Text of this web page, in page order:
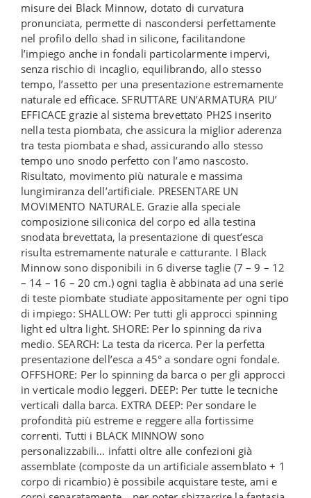
misure dei Black Minnow, dotato di curvatura
pronunciata, permette di nascondersi perfettamente
nel profilo dello shad in silicone, facilitandone
l’impiego anche in fondali particolarmente impervi,
senza rischio di incaglio, equilibrando, allo stesso
tempo, l’assetto per una presentazione estremamente
naturale ed efficace. SFRUTTARE UN’ARMATURA PIU’
EFFICACE grazie al sistema brevettato PH2S inserito
nella testa piombata, che assicura la miglior aderenza
tra testa piombata e shad, assicurando allo stesso
tempo uno snodo perfetto con l’amo nascosto.
Risultato, movimento più naturale e massima
lungimiranza dell’artificiale. PRESENTARE UN
MOVIMENTO NATURALE. Grazie alla speciale
composizione siliconica del corpo ed alla testina
snodata brevettata, la presentazione di quest’esca
risulta estremamente naturale e catturante. I Black
Minnow sono disponibili in 6 diverse taglie (7 – 9 – 12
– 14 – 16 – 20 cm.) ogni taglia è abbinata ad una serie
di teste piombate studiate appositamente per ogni tipo
di impiego: SHALLOW: Per tutti gli approcci spinning
light ed ultra light. SHORE: Per lo spinning da riva
medio. SEARCH: La testa da ricerca. Per la perfetta
presentazione dell’esca a 45° a sondare ogni fondale.
OFFSHORE: Per lo spinning da barca o per gli approcci
in verticale modio leggeri. DEEP: Per tutte le tecniche
verticali dalla barca. EXTRA DEEP: Per sondare le
profondità più estreme e reggere alla fortissime
correnti. Tutti i BLACK MINNOW sono
personalizzabili… infatti oltre alle confezioni già
assemblate (composte da un artificiale assemblato + 1
corpo di ricambio) è possibile acquistare teste, ami e